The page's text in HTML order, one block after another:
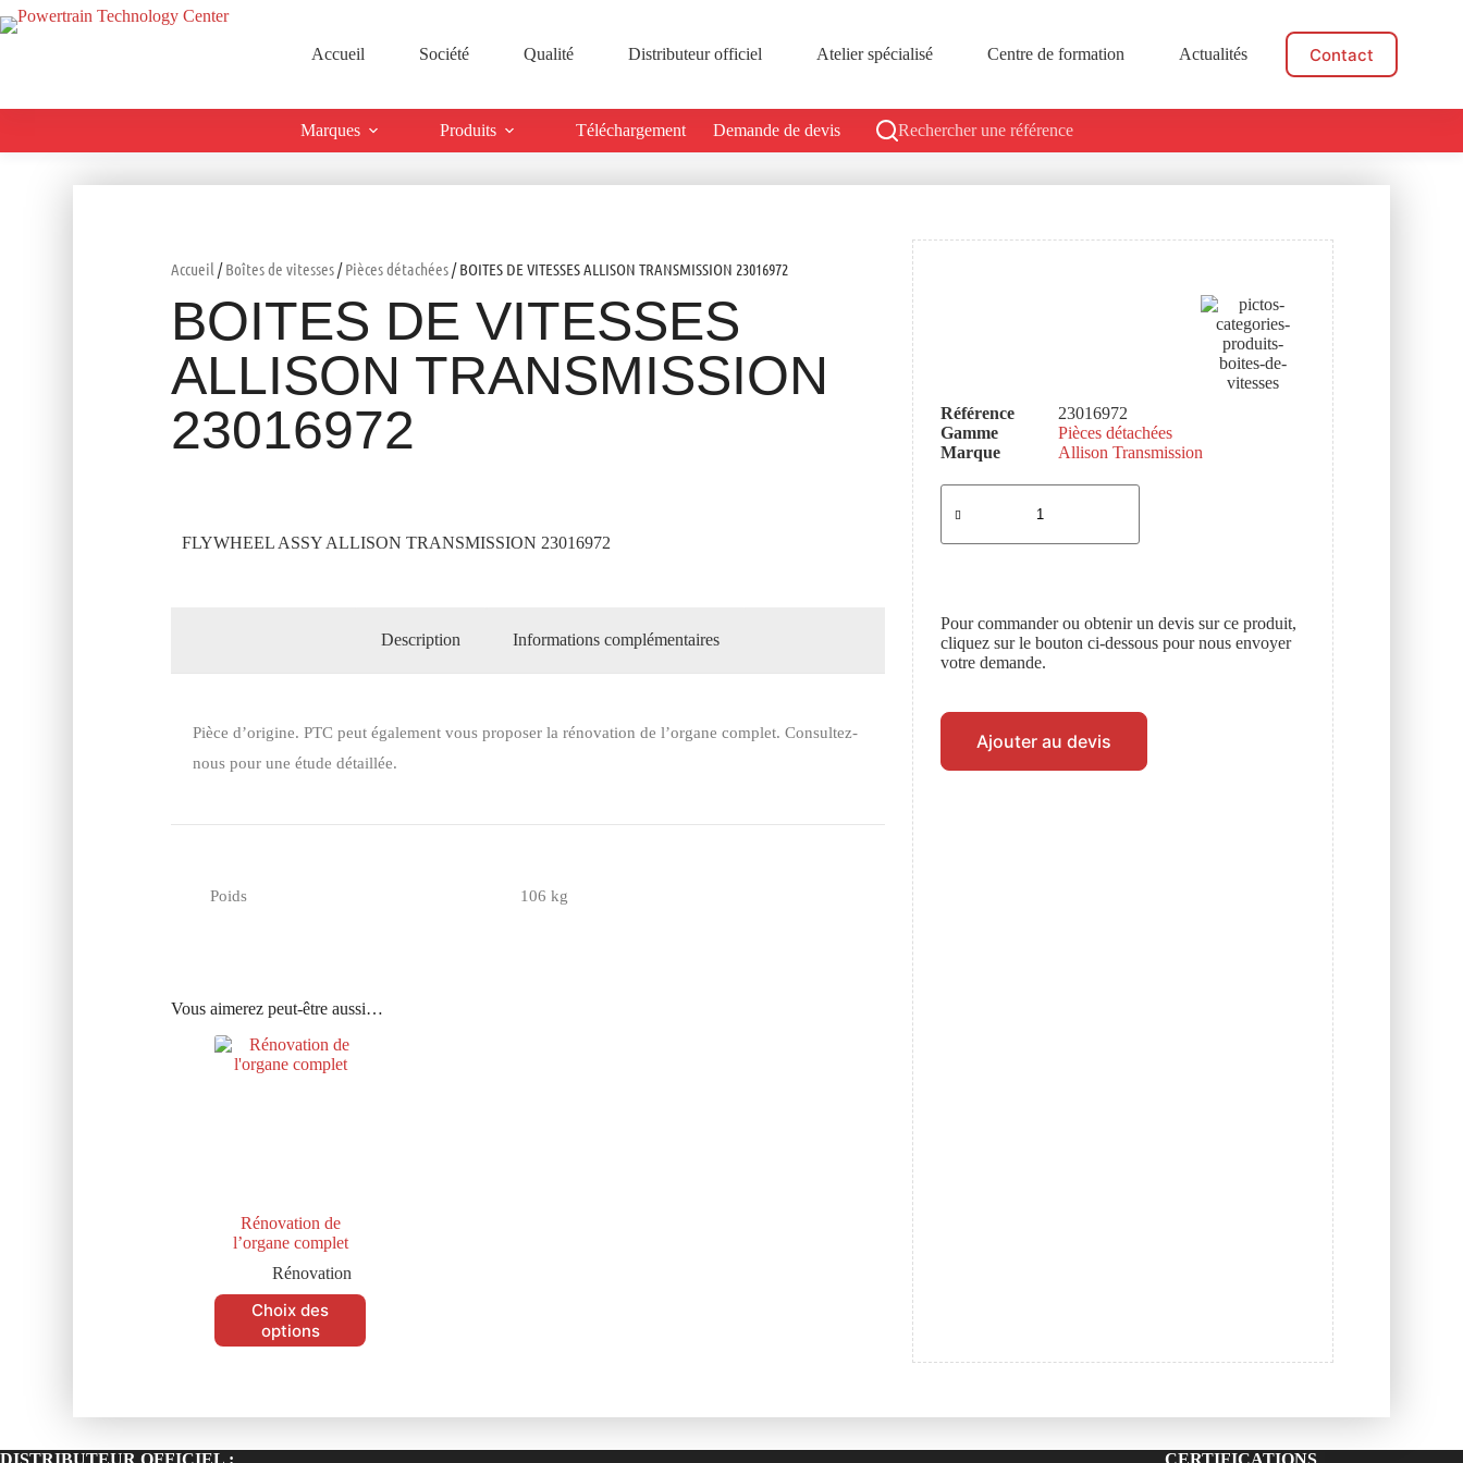
Accueil Société Qualité Distributeur officiel Atelier spécialisé Centre de formation Actualités Contact
Marques Produits Téléchargement Demande de devis Rechercher une référence
Accueil /Boîtes de vitesses/Pièces détachées/ BOITES DE VITESSES ALLISON TRANSMISSION 23016972
BOITES DE VITESSES
ALLISON TRANSMISSION
23016972
FLYWHEEL ASSY ALLISON TRANSMISSION 23016972
Description Informations complémentaires
Pièce d’origine. PTC peut également vous proposer la rénovation de l’organe complet. Consultez-
nous pour une étude détaillée.
Poids 106 kg
Vous aimerez peut-être aussi…
Rénovation de
l’organe complet
Rénovation
Choix des
options
Référence
23016972
Gamme
Pièces détachées
Marque
Allison Transmission
Pour commander ou obtenir un devis sur ce produit,
cliquez sur le bouton ci-dessous pour nous envoyer
votre demande.
Ajouter au devis
DISTRIBUTEUR OFFICIEL : CERTIFICATIONS